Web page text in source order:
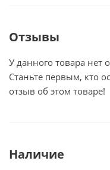
Отзывы
У данного товара нет
Станьте первым, кто
отзыв об этом товаре!
Наличие